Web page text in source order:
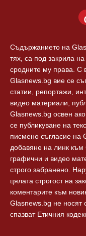
Съдържанието на
тях, са под закрила
сродните му права. С
Glasnews.bg вие се
статии, репортажи,
видео материали,
Glasnews.bg освен
се публикуване на
писмено съгласие на
добавяне на линк към
графични и видео
строго забранено.
цялата строгост на
коментарите към
Glasnews.bg не носят
спазват Етичния